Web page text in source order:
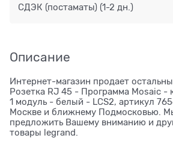
СДЭК (постаматы) (1-2 дн.)
Описание
Интернет-магазин продает
Розетка RJ 45 - Программа Mosaic -
1 модуль - белый - LCS2, артикул
Москве и ближнему Подмосковью.
предложить Вашему вниманию и
товары legrand.